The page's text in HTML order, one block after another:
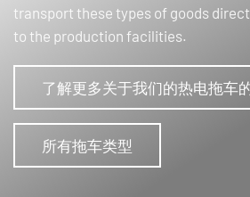
transport these types of goods
to the production facilities.
了解更多关于我们的热电拖车
所有拖车类型